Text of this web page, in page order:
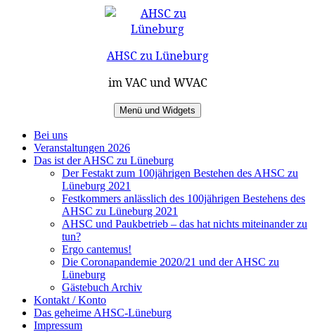
AHSC zu Lüneburg
im VAC und WVAC
Menü und Widgets
Bei uns
Veranstaltungen 2026
Das ist der AHSC zu Lüneburg
Der Festakt zum 100jährigen Bestehen des AHSC zu
Lüneburg 2021
Festkommers anlässlich des 100jährigen Bestehens des
AHSC zu Lüneburg 2021
AHSC und Paukbetrieb – das hat nichts miteinander zu
tun?
Ergo cantemus!
Die Coronapandemie 2020/21 und der AHSC zu
Lüneburg
Gästebuch Archiv
Kontakt / Konto
Das geheime AHSC-Lüneburg
Impressum